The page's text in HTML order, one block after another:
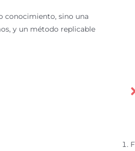
conocimiento, sino una
y un método replicable